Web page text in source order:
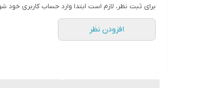
برای ثبت نظر، لازم است ابتدا وارد حساب کاربری خود
افزودن نظر